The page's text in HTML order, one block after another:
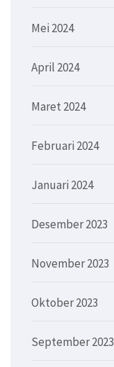
Mei 2024
April 2024
Maret 2024
Februari 2024
Januari 2024
Desember 2023
November 2023
Oktober 2023
September 2023